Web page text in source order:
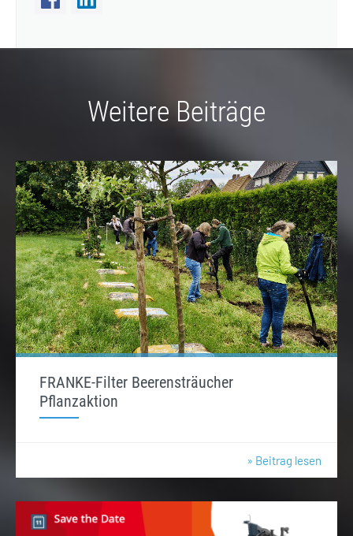
Weitere Beiträge
FRANKE-Filter Beerensträucher
Pflanzaktion
» Beitrag lesen